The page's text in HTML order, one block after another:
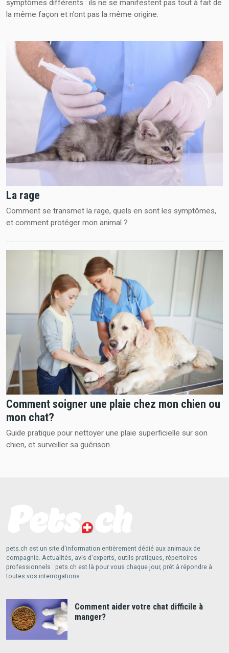
symptômes différents : ils ne se manifestent pas tout à fait de
la même façon et n’ont pas la même origine.
La rage
Comment se transmet la rage, quels en sont les symptômes,
et comment protéger mon animal ?
Comment soigner une plaie chez mon chien ou
mon chat?
Guide pratique pour nettoyer une plaie superficielle sur son
chien, et surveiller sa guérison.
pets.ch est un site d'information entièrement dédié aux animaux de
compagnie. Actualités, avis d'experts, outils pratiques, répertoires
professionnels : pets.ch est là pour vous chaque jour, prêt à répondre à
toutes vos interrogations
Comment aider votre chat difficile à
manger?